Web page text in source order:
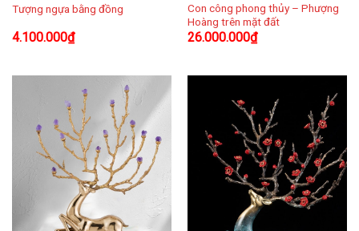
Tượng ngựa bằng đồng
4.100.000₫
Con công phong thủy – Phượng
Hoàng trên mặt đất
26.000.000₫